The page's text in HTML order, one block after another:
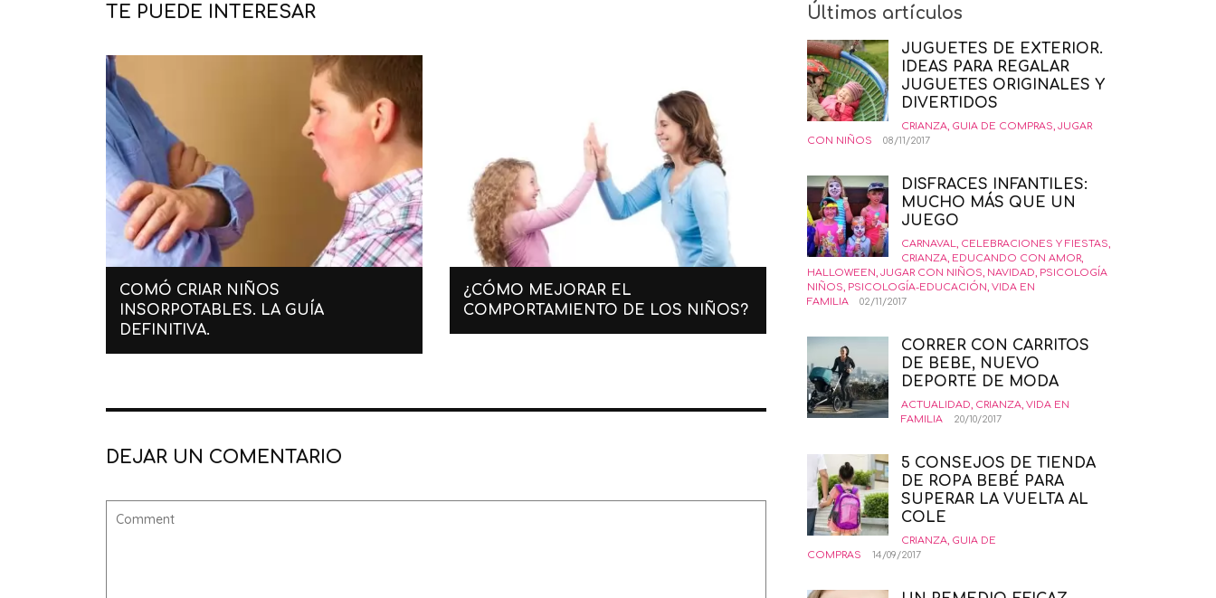
TE PUEDE INTERESAR
COMÓ CRIAR NIÑOS
INSORPOTABLES. LA GUÍA
DEFINITIVA.
¿CÓMO MEJORAR EL
COMPORTAMIENTO DE LOS NIÑOS?
DEJAR UN COMENTARIO
Últimos artículos
JUGUETES DE EXTERIOR.
IDEAS PARA REGALAR
JUGUETES ORIGINALES Y
DIVERTIDOS
CRIANZA GUIA DE COMPRAS JUGAR
CON NIÑOS
08/11/2017
DISFRACES INFANTILES:
MUCHO MÁS QUE UN
JUEGO
CARNAVAL CELEBRACIONES Y FIESTAS
CRIANZA EDUCANDO CON AMOR
HALLOWEEN JUGAR CON NIÑOS NAVIDAD PSICOLOGÍA
NIÑOS PSICOLOGÍA-EDUCACIÓN VIDA EN
FAMILIA
02/11/2017
CORRER CON CARRITOS
DE BEBE, NUEVO
DEPORTE DE MODA
ACTUALIDAD CRIANZA VIDA EN
FAMILIA
20/10/2017
5 CONSEJOS DE TIENDA
DE ROPA BEBÉ PARA
SUPERAR LA VUELTA AL
COLE
CRIANZA GUIA DE
COMPRAS
14/09/2017